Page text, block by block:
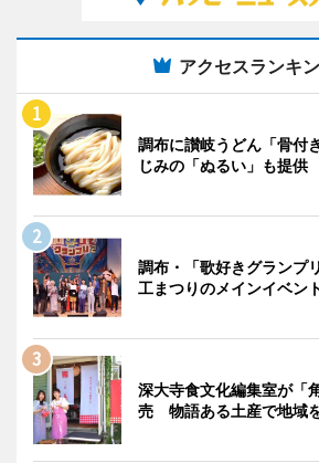
アクセスランキ
調布に讃岐うどん「骨
じみの「ぬるい」も提供
調布・「歌好きグラン
工まつりのメインイベン
深大寺食文化編集室が「
売 物語ある土産で地域